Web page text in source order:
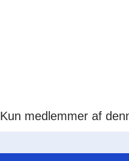
medlemmer af